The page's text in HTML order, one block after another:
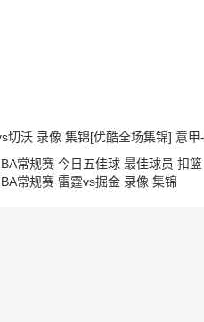
切沃 录像 集锦[优酷全场集锦] 意
常规赛 今日五佳球 最佳球员 扣篮
常规赛 雷霆vs掘金 录像 集锦